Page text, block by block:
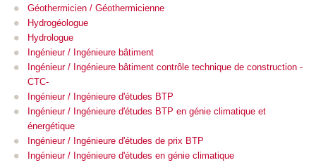
Géothermicien / Géothermicienne
Hydrogéologue
Hydrologue
Ingénieur / Ingénieure bâtiment
Ingénieur / Ingénieure bâtiment contrôle technique de construction -
CTC-
Ingénieur / Ingénieure d'études BTP
Ingénieur / Ingénieure d'études BTP en génie climatique et
énergétique
Ingénieur / Ingénieure d'études de prix BTP
Ingénieur / Ingénieure d'études en génie climatique